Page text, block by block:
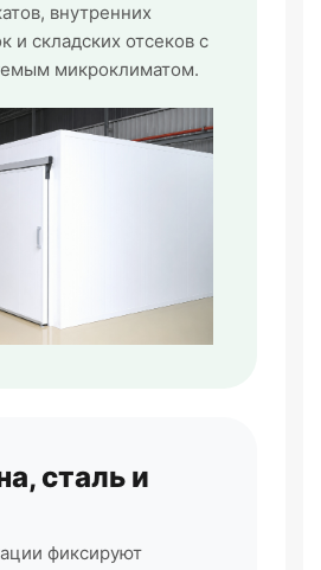
внутренних
и складских отсеков с
микроклиматом.
сталь и
фиксируют